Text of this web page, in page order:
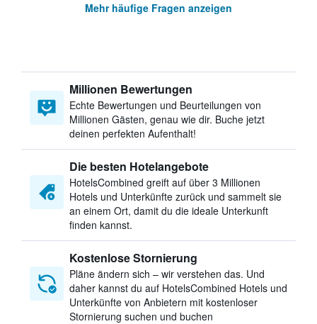
Mehr häufige Fragen anzeigen
Millionen Bewertungen
Echte Bewertungen und Beurteilungen von
Millionen Gästen, genau wie dir. Buche jetzt
deinen perfekten Aufenthalt!
Die besten Hotelangebote
HotelsCombined greift auf über 3 Millionen
Hotels und Unterkünfte zurück und sammelt sie
an einem Ort, damit du die ideale Unterkunft
finden kannst.
Kostenlose Stornierung
Pläne ändern sich – wir verstehen das. Und
daher kannst du auf HotelsCombined Hotels und
Unterkünfte von Anbietern mit kostenloser
Stornierung suchen und buchen